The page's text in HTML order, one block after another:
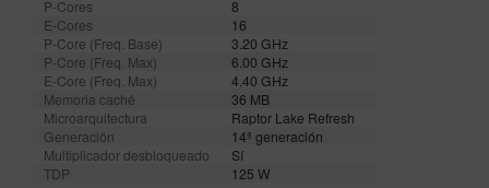
P-Cores
8
E-Cores
16
P-Core (Freq. Base)
3.20 GHz
P-Core (Freq. Max)
6.00 GHz
E-Core (Freq. Max)
4.40 GHz
Memoria caché
36 MB
Microarquitectura
Raptor Lake Refresh
Generación
14ª generación
Multiplicador desbloqueado
Sí
TDP
125 W